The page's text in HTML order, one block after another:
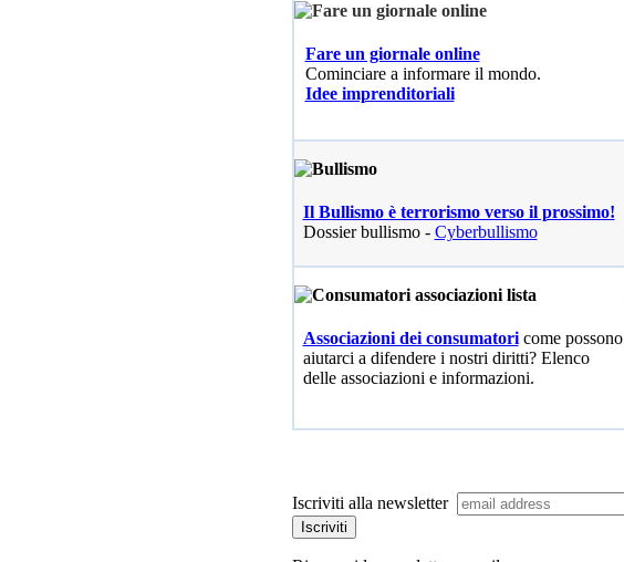
Fare un giornale online
Cominciare a informare il mondo.
Idee imprenditoriali
Il Bullismo è terrorismo verso il prossimo!
Dossier bullismo - Cyberbullismo
Associazioni dei consumatoricome possono
aiutarci a difendere i nostri diritti? Elenco
delle associazioni e informazioni.
Iscriviti alla newsletter